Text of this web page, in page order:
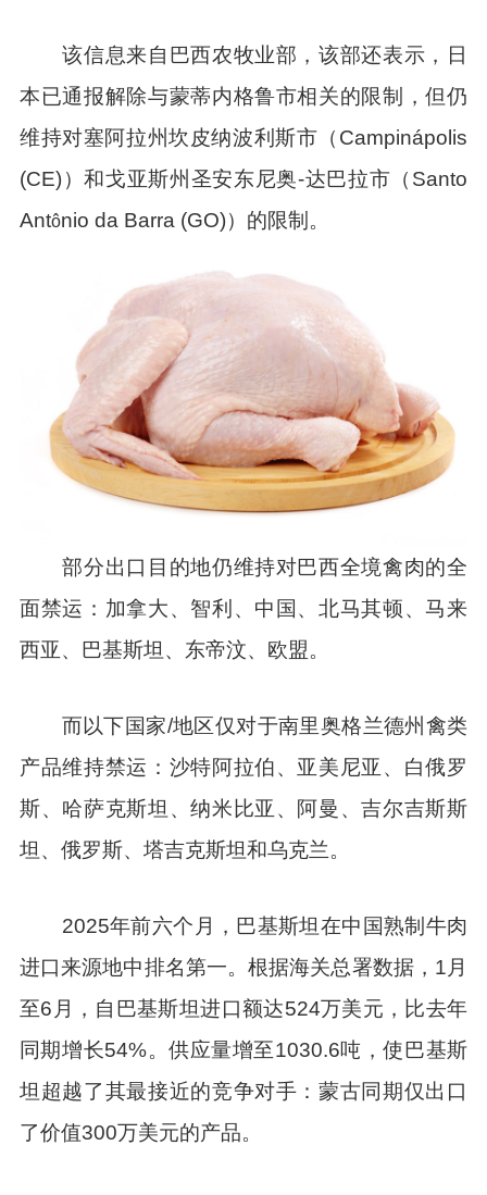
该信息来自巴西农牧业部，该部还表示，日
本已通报解除与蒙蒂内格鲁市相关的限制，但仍
维持对塞阿拉州坎皮纳波利斯市（Campinápolis
(CE)）和戈亚斯州圣安东尼奥-达巴拉市（Santo
Antônio da Barra (GO)）的限制。
部分出口目的地仍维持对巴西全境禽肉的全
面禁运：加拿大、智利、中国、北马其顿、马来
西亚、巴基斯坦、东帝汶、欧盟。
而以下国家/地区仅对于南里奥格兰德州禽类
产品维持禁运：沙特阿拉伯、亚美尼亚、白俄罗
斯、哈萨克斯坦、纳米比亚、阿曼、吉尔吉斯斯
坦、俄罗斯、塔吉克斯坦和乌克兰。
2025年前六个月，巴基斯坦在中国熟制牛肉
进口来源地中排名第一。根据海关总署数据，1月
至6月，自巴基斯坦进口额达524万美元，比去年
同期增长54%。供应量增至1030.6吨，使巴基斯
坦超越了其最接近的竞争对手：蒙古同期仅出口
了价值300万美元的产品。